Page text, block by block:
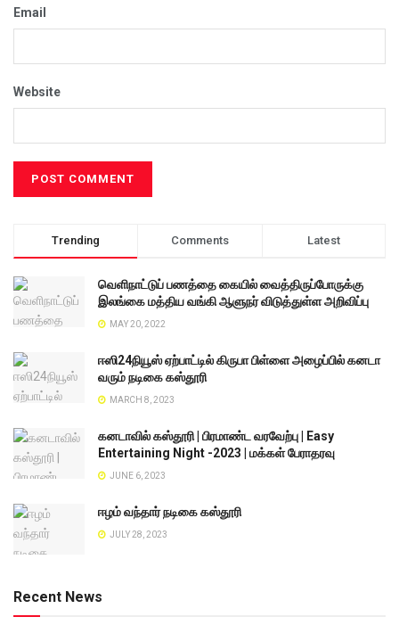
Email
Website
Trending Comments Latest
வெளிநாட்டுப் பணத்தை கையில் வைத்திருப்போருக்கு
இலங்கை மத்திய வங்கி ஆளுநர் விடுத்துள்ள அறிவிப்பு
MAY 20, 2022
ஈஸி24நியூஸ் ஏற்பாட்டில் கிருபா பிள்ளை அழைப்பில் கனடா
வரும் நடிகை கஸ்தூரி
MARCH 8, 2023
கனடாவில் கஸ்தூரி | பிரமாண்ட வரவேற்பு | Easy
Entertaining Night -2023 | மக்கள் பேராதரவு
JUNE 6, 2023
ஈழம் வந்தார் நடிகை கஸ்தூரி
JULY 28, 2023
Recent News